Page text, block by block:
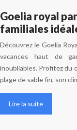
Goelia royal
familiales
Découvrez le Goelia
vacances haut de
inoubliables. Profitez du
plage de sable fin, son
Lire la suite